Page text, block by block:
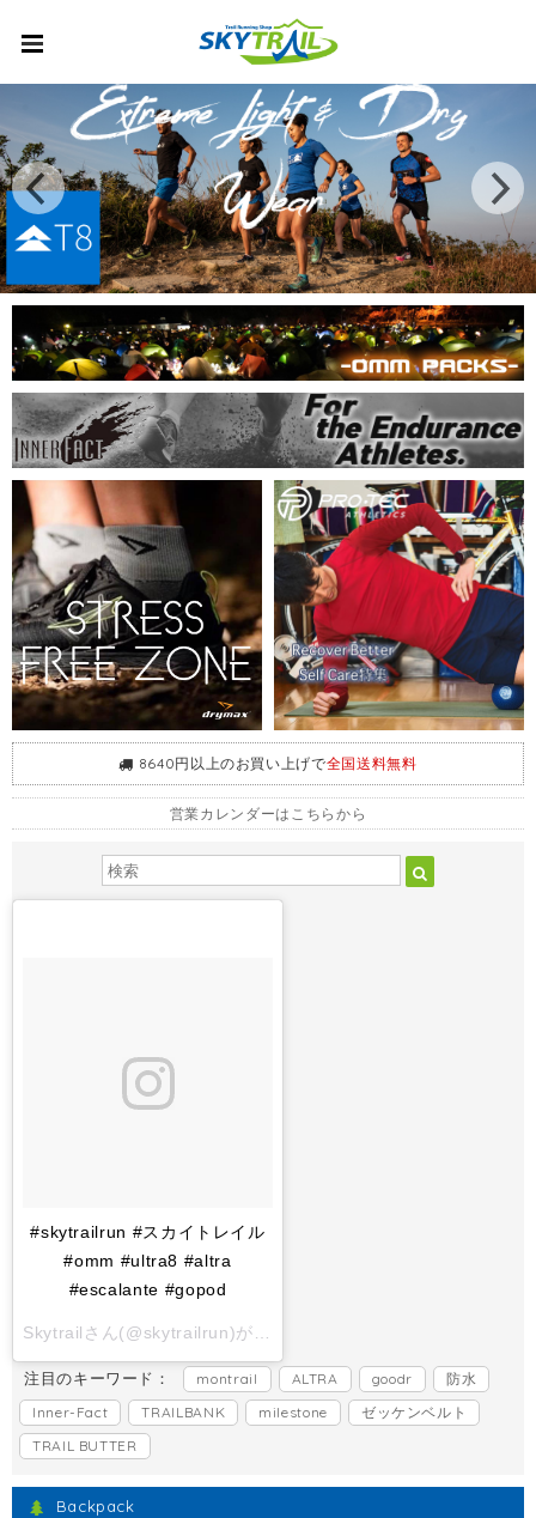
8640円以上のお買い上げで全国送料無料
営業カレンダーはこちらから
#skytrailrun #スカイトレイル
#omm #ultra8 #altra
#escalante #gopod
Skytrailさん(@skytrailrun)がシェアした投稿 -
注目のキーワード： montrail ALTRA goodr
防水
Inner-Fact
TRAILBANK milestone
ゼッケンベルト
TRAIL BUTTER
Backpack